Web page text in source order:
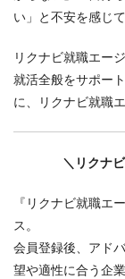
い」と不安を感じ
リクナビ就職エー
就活全般をサポー
に、リクナビ就職
＼リクナ
『リクナビ就職エ
ス。
会員登録後、アド
望や適性に合う企